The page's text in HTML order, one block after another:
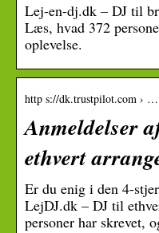
Lej-en-dj.dk – DJ til
Læs, hvad 372
oplevelse.
http s://dk.trustpilot.com ›
Anmeldelser
ethvert
Er du enig i den 4-
LejDJ.dk – DJ til
personer har skrevet,